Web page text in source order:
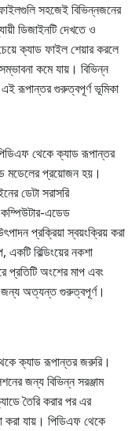
সহজেই বিভিন্নজনের
ডিজাইনটি দেখতে ও
ক্যাড ফাইল শেয়ার করলে
কমে যায়। বিভিন্ন
এই রূপান্তর গুরুত্বপূর্ণ ভূমিকা
থেকে ক্যাড রূপান্তর
মডেলের প্রয়োজন হয়।
ডেটা সরাসরি
কম্পিউটার-এডেড
প্রক্রিয়া স্বয়ংক্রিয় করা
বিল্ডিংয়ের নকশা
প্রতিটি অংশের মাপ এবং
জন্য অত্যন্ত গুরুত্বপূর্ণ।
ক্যাড রূপান্তর জরুরি।
জন্য বিভিন্ন সরঞ্জাম
তৈরি করার পর এর
করা যায়। পিডিএফ থেকে